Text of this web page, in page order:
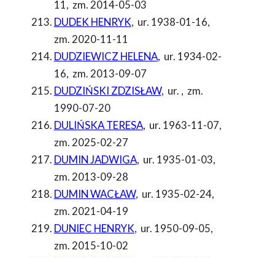
11, zm. 2014-05-03
DUDEK HENRYK, ur. 1938-01-16,
zm. 2020-11-11
DUDZIEWICZ HELENA, ur. 1934-02-
16, zm. 2013-09-07
DUDZIŃSKI ZDZISŁAW, ur. , zm.
1990-07-20
DULIŃSKA TERESA, ur. 1963-11-07,
zm. 2025-02-27
DUMIN JADWIGA, ur. 1935-01-03,
zm. 2013-09-28
DUMIN WACŁAW, ur. 1935-02-24,
zm. 2021-04-19
DUNIEC HENRYK, ur. 1950-09-05,
zm. 2015-10-02